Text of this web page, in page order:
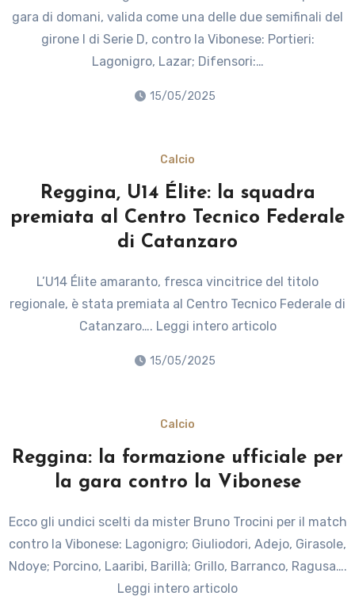
gara di domani, valida come una delle due semifinali del
girone I di Serie D, contro la Vibonese: Portieri:
Lagonigro, Lazar; Difensori:…
15/05/2025
Calcio
Reggina, U14 Élite: la squadra
premiata al Centro Tecnico Federale
di Catanzaro
L’U14 Élite amaranto, fresca vincitrice del titolo
regionale, è stata premiata al Centro Tecnico Federale di
Catanzaro…. Leggi intero articolo
15/05/2025
Calcio
Reggina: la formazione ufficiale per
la gara contro la Vibonese
Ecco gli undici scelti da mister Bruno Trocini per il match
contro la Vibonese: Lagonigro; Giuliodori, Adejo, Girasole,
Ndoye; Porcino, Laaribi, Barillà; Grillo, Barranco, Ragusa….
Leggi intero articolo